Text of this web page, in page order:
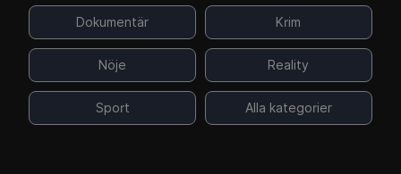
Dokumentär Krim
Nöje Reality
Sport Alla kategorier